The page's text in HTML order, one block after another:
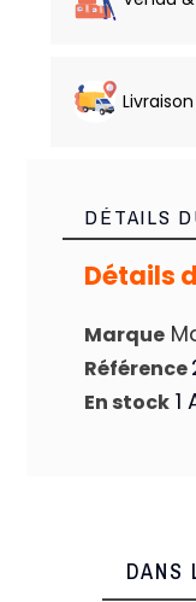
DÉTAILS
Détails
Marque
Référence
En stock 1
DANS